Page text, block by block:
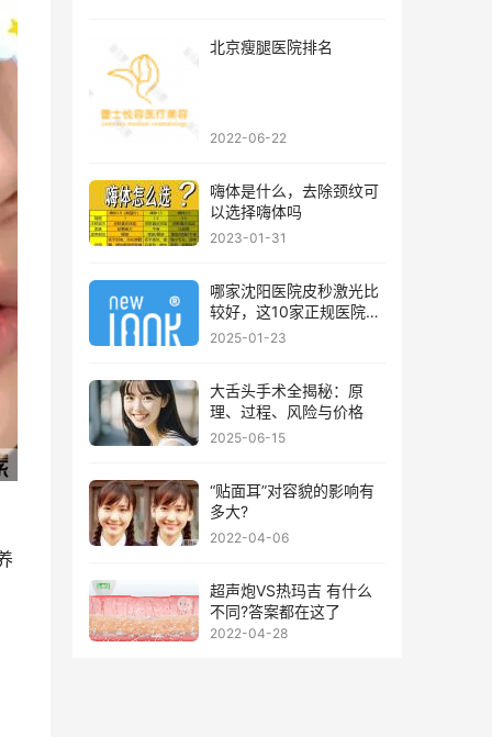
北京瘦腿医院排名
2022-06-22
嗨体是什么，去除颈纹可
以选择嗨体吗
2023-01-31
哪家沈阳医院皮秒激光比
较好，这10家正规医院值
得你看看
2025-01-23
大舌头手术全揭秘：原
理、过程、风险与价格
2025-06-15
“贴面耳”对容貌的影响有
多大?
2022-04-06
超声炮VS热玛吉 有什么
不同?答案都在这了
2022-04-28